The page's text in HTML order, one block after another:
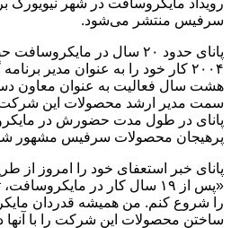
سرفیس منتشر می‌شود.
پانای حدود ۲۰ سال در
۲۰۰۴ کار خود را به عنوان مدیر
هشت سال فعالیت به عنوان معاون
پانای در طول مدت حضورش در
پرهیجان محصولات سرفیس مشهور
پانای خبر استعفای خود را امروز از
«پس از ۱۹ سال کار در
را شروع کنم. من همیشه قدردان
ساختن محصولات این شرکت را با آنها